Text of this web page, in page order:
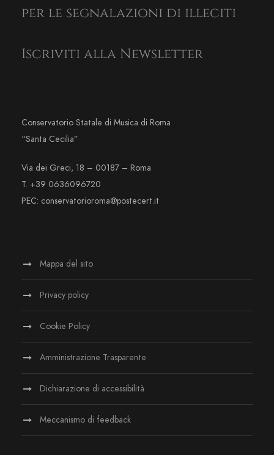
per le segnalazioni di illeciti
Iscriviti alla Newsletter
Conservatorio Statale di Musica di Roma
“Santa Cecilia”
Via dei Greci, 18 – 00187 – Roma
T. +39 0636096720
PEC: conservatorioroma@postecert.it
Mappa del sito
Privacy policy
Cookie Policy
Amministrazione Trasparente
Dichiarazione di accessibilità
Meccanismo di feedback